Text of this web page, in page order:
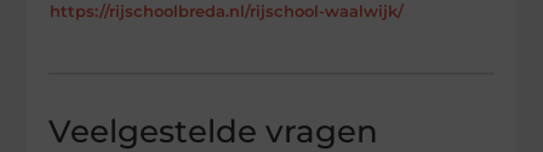
https://rijschoolbreda.nl/rijschool-waalwijk/
Veelgestelde vragen